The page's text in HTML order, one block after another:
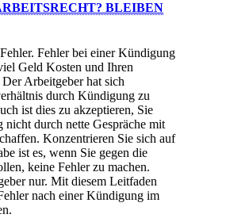
BLEIBEN
Fehler bei einer Kündigung
Geld Kosten und Ihren
Arbeitgeber hat sich
durch Kündigung zu
ist dies zu akzeptieren, Sie
durch nette Gespräche mit
Konzentrieren Sie sich auf
ist es, wenn Sie gegen die
keine Fehler zu machen.
nur. Mit diesem Leitfaden
nach einer Kündigung im